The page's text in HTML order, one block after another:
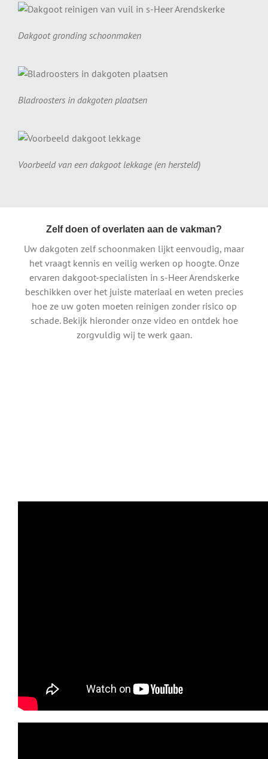
Dakgoot gronding schoonmaken
Bladroosters in dakgoten plaatsen
Voorbeeld van een dakgoot lekkage (en hersteld)
Zelf doen of overlaten aan de vakman?
Uw dakgoten zelf schoonmaken lijkt eenvoudig, maar
het vraagt kennis en veilig werken op hoogte. Onze
ervaren dakgoot-specialisten in s-Heer Arendskerke
beschikken over het juiste materiaal en weten precies
hoe ze uw goten moeten reinigen zonder risico op
schade. Bekijk hieronder onze video en ontdek hoe
zorgvuldig wij te werk gaan.